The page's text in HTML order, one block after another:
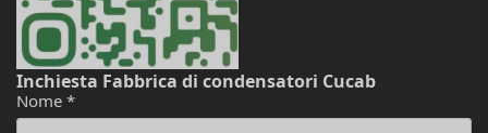
Inchiesta Fabbrica di condensatori Cucab
Nome *